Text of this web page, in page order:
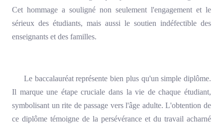
Cet hommage a souligné non seulement l'engagement et le
sérieux des étudiants, mais aussi le soutien indéfectible des
enseignants et des familles.
Le baccalauréat représente bien plus qu'un simple diplôme.
Il marque une étape cruciale dans la vie de chaque étudiant,
symbolisant un rite de passage vers l'âge adulte. L'obtention de
ce diplôme témoigne de la persévérance et du travail acharné